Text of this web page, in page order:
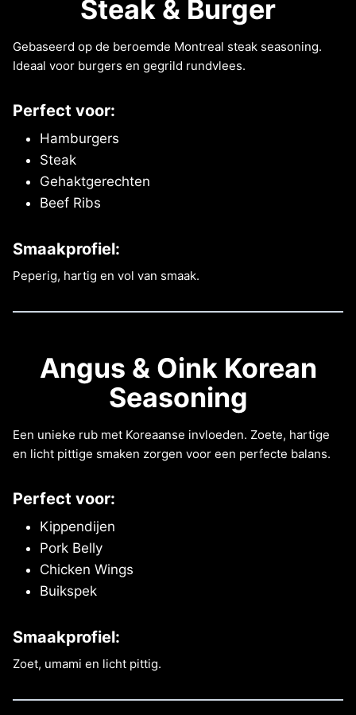
Steak & Burger
Gebaseerd op de beroemde Montreal steak seasoning.
Ideaal voor burgers en gegrild rundvlees.
Perfect voor:
Hamburgers
Steak
Gehaktgerechten
Beef Ribs
Smaakprofiel:
Peperig, hartig en vol van smaak.
Angus & Oink Korean
Seasoning
Een unieke rub met Koreaanse invloeden. Zoete, hartige
en licht pittige smaken zorgen voor een perfecte balans.
Perfect voor:
Kippendijen
Pork Belly
Chicken Wings
Buikspek
Smaakprofiel:
Zoet, umami en licht pittig.